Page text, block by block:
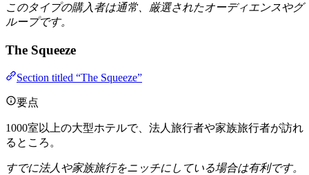
このタイプの購入者は通常、厳選されたオーディエンスやグ
ループです。
The Squeeze
Section titled “The Squeeze”
要点
1000室以上の大型ホテルで、法人旅行者や家族旅行者が訪れ
るところ。
すでに法人や家族旅行をニッチにしている場合は有利です。